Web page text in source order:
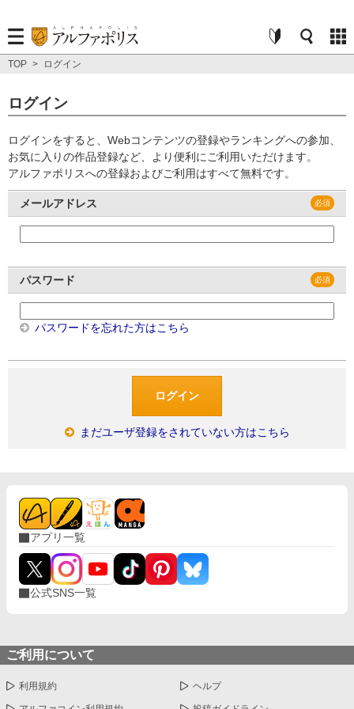
TOP > ログイン
ログイン
ログインをすると、Webコンテンツの登録やランキングへの参加、
お気に入りの作品登録など、より便利にご利用いただけます。
アルファポリスへの登録およびご利用はすべて無料です。
メールアドレス
パスワード
パスワードを忘れた方はこちら
まだユーザ登録をされていない方はこちら
アプリ一覧
公式SNS一覧
ご利用について
利用規約 ヘルプ